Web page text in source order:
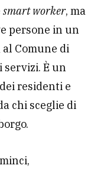
smart worker, ma
persone in un
Comune di
servizi. È un
residenti e
chi sceglie di